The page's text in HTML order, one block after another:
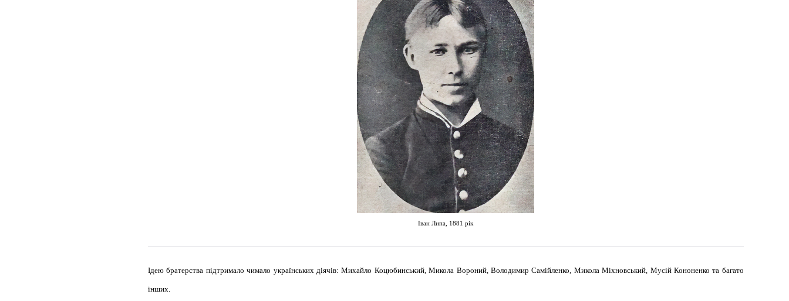
Іван Липа, 1881 рік
Ідею братерства підтримало чимало українських діячів: Михайло Коцюбинський, Микола Вороний, Володимир Самійленко, Микола Міхновський, Мусій Кононенко та багато
інших.